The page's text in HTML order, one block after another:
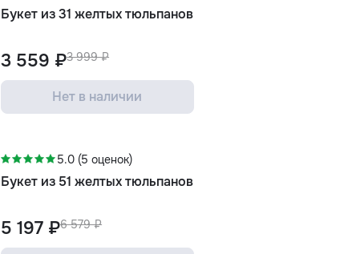
Букет из 31 желтых тюльпанов
3 999 ₽
3 559 ₽
Нет в наличии
5.0 (5 оценок)
Букет из 51 желтых тюльпанов
6 579 ₽
5 197 ₽